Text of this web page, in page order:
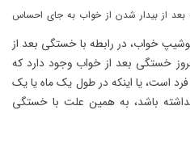
بعد از بیدار شدن از خواب به جای احساس
خواب، در رابطه با خستگی بعد از
خستگی بعد از خواب وجود دارد که
است، یا اینکه در طول یک ماه یا یک
باشد، به همین علت با خستگی